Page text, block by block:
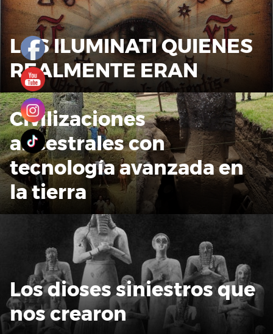
LOS ILUMINATI QUIENES
REALMENTE ERAN
Civilizaciones
ancestrales con
tecnología avanzada en
la tierra
Los dioses siniestros que
nos crearon